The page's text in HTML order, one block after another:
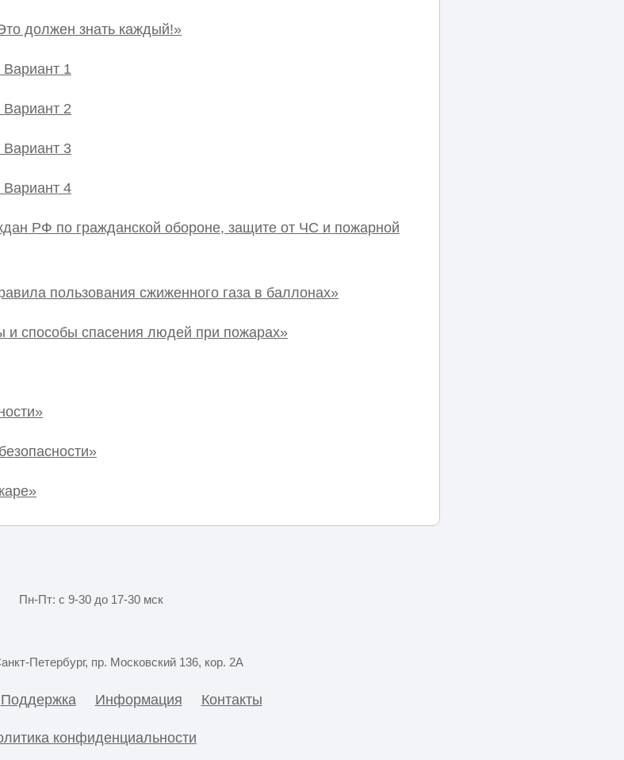
должен знать каждый!»
1
2
Вариант 3
Вариант 4
РФ по гражданской обороне, защите от ЧС и пожарной
пользования сжиженного газа в баллонах»
способы спасения людей при пожарах»
Пн-Пт: с 9-30 до 17-30 мск
Петербург, пр. Московский 136, кор. 2А
Поддержка Информация Контакты
конфиденциальности